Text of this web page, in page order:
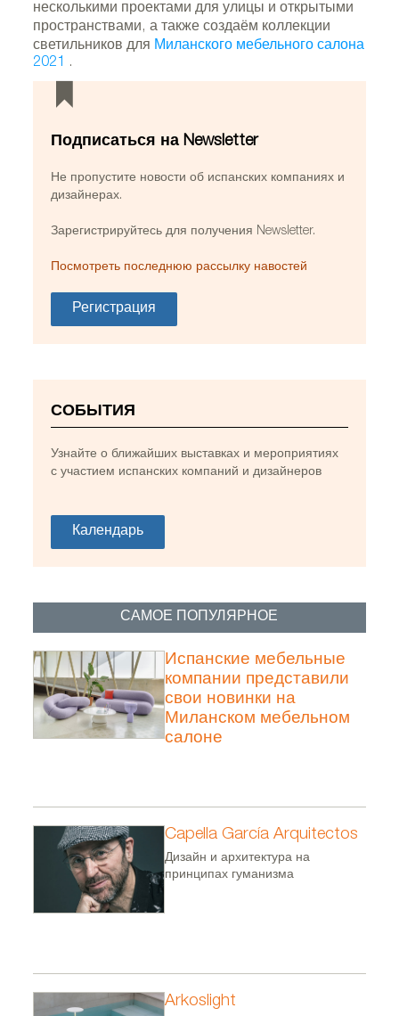
несколькими проектами для улицы и открытыми
пространствами, а также создаём коллекции
светильников для Миланского мебельного салона
2021 .
Подписаться на Newsletter
Не пропустите новости об испанских компаниях и
дизайнерах.
Зарегистрируйтесь для получения Newsletter.
Посмотреть последнюю рассылку навостей
Регистрация
СОБЫТИЯ
Узнайте о ближайших выставках и мероприятиях
с участием испанских компаний и дизайнеров
Календарь
САМОЕ ПОПУЛЯРНОЕ
Испанские мебельные
компании представили
свои новинки на
Миланском мебельном
салоне
Capella García Arquitectos
Дизайн и архитектура на
принципах гуманизма
Arkoslight